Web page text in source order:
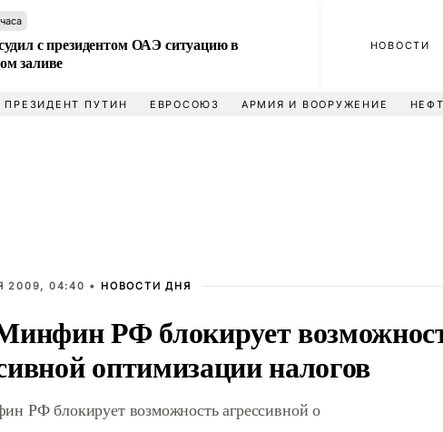
с президентом ОАЭ ситуацию в
заливе
НОВОСТИ
ПРЕЗИДЕНТ ПУТИН ЕВРОСОЮЗ АРМИЯ И ВООРУЖЕНИЕ
2009, 04:40 • НОВОСТИ ДНЯ
РФ блокирует
оптимизации налогов
РФ блокирует возможность агрессивной о